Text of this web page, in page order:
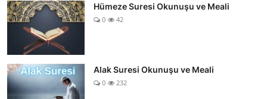
Hümeze Suresi Okunuşu ve Meali
0 42
Alak Suresi Okunuşu ve Meali
0 232